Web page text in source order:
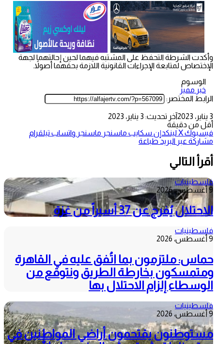
وأكدت الشرطة التحفظ على المشتبه فيهما لحين إحالتهما لجهة
الإختصاص لمتابعة الإجراءات القانونية اللازمة بحقهما أصولاً.
الوسوم
خبر مميز
الرابط المختصر:
3 يناير، 2023
آخر تحديث: 3 يناير، 2023
أقل من دقيقة
فيسبوك‫Xلينكدإن سكايب ماسنجر ماسنجر واتساب تيلقرام
مشاركة عبر البريد طباعة
أقرأ التالي
فلسطينيات
9 أغسطس، 2026
الاحتلال يُفرج عن 37 أسيراً من غزة
فلسطينيات
9 أغسطس، 2026
حماس: ملتزمون بما اتُفق عليه في القاهرة
ومتمسكون بخارطة الطريق ونتوقع من
الوسطاء إلزام الاحتلال بها
فلسطينيات
9 أغسطس، 2026
مستوطنون يقتحمون أراضي المواطنين في